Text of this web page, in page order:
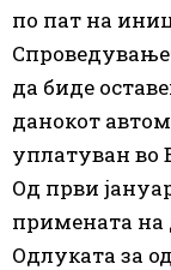
по пат на
да биде
данокот
уплатуван во
Од први
примената на
Одлуката за